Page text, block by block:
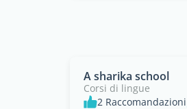
A sharika school
Corsi di lingue
2 Raccomandazioni